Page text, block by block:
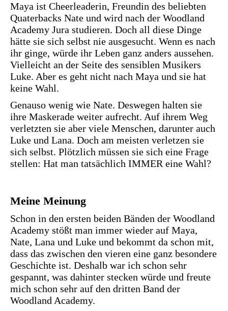
Maya ist Cheerleaderin, Freundin des beliebten
Quaterbacks Nate und wird nach der Woodland
Academy Jura studieren. Doch all diese Dinge
hätte sie sich selbst nie ausgesucht. Wenn es nach
ihr ginge, würde ihr Leben ganz anders aussehen.
Vielleicht an der Seite des sensiblen Musikers
Luke. Aber es geht nicht nach Maya und sie hat
keine Wahl.
Genauso wenig wie Nate. Deswegen halten sie
ihre Maskerade weiter aufrecht. Auf ihrem Weg
verletzten sie aber viele Menschen, darunter auch
Luke und Lana. Doch am meisten verletzen sie
sich selbst. Plötzlich müssen sie sich eine Frage
stellen: Hat man tatsächlich IMMER eine Wahl?
Meine Meinung
Schon in den ersten beiden Bänden der Woodland
Academy stößt man immer wieder auf Maya,
Nate, Lana und Luke und bekommt da schon mit,
dass das zwischen den vieren eine ganz besondere
Geschichte ist. Deshalb war ich schon sehr
gespannt, was dahinter stecken würde und freute
mich schon sehr auf den dritten Band der
Woodland Academy.